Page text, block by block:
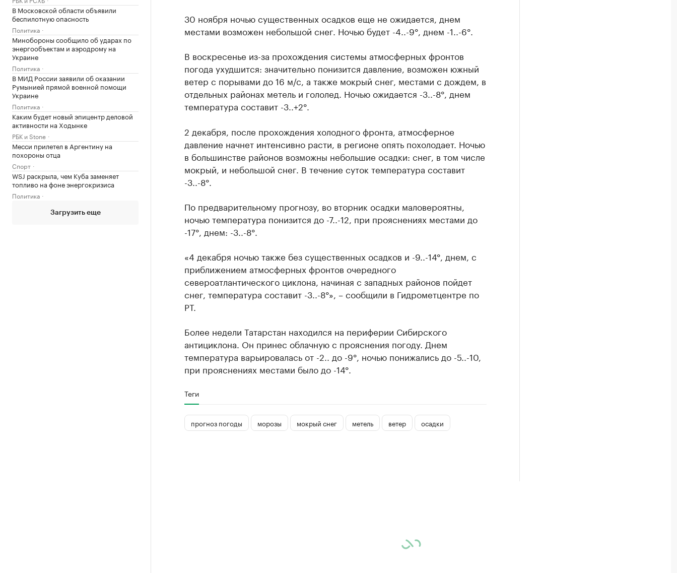
В Московской области объявили
беспилотную опасность
Политика
Минобороны сообщило об ударах по
энергообъектам и аэродрому на
Украине
Политика
В МИД России заявили об оказании
Румынией прямой военной помощи
Украине
Политика
Каким будет новый эпицентр деловой
активности на Ходынке
РБК и Stone
Месси прилетел в Аргентину на
похороны отца
Спорт
WSJ раскрыла, чем Куба заменяет
топливо на фоне энергокризиса
Политика
Загрузить еще
30 ноября ночью существенных осадков еще не ожидается, днем
местами возможен небольшой снег. Ночью будет -4..-9°, днем -1..-6°.
В воскресенье из-за прохождения системы атмосферных фронтов
погода ухудшится: значительно понизится давление, возможен южный
ветер с порывами до 16 м/с, а также мокрый снег, местами с дождем, в
отдельных районах метель и гололед. Ночью ожидается -3..-8°, днем
температура составит -3..+2°.
2 декабря, после прохождения холодного фронта, атмосферное
давление начнет интенсивно расти, в регионе опять похолодает. Ночью
в большинстве районов возможны небольшие осадки: снег, в том числе
мокрый, и небольшой снег. В течение суток температура составит
-3..-8°.
По предварительному прогнозу, во вторник осадки маловероятны,
ночью температура понизится до -7..-12, при прояснениях местами до
-17°, днем: -3..-8°.
«4 декабря ночью также без существенных осадков и -9..-14°, днем, с
приближением атмосферных фронтов очередного
североатлантического циклона, начиная с западных районов пойдет
снег, температура составит -3..-8°», – сообщили в Гидрометцентре по
РТ.
Более недели Татарстан находился на периферии Сибирского
антициклона. Он принес облачную с прояснения погоду. Днем
температура варьировалась от -2.. до -9°, ночью понижались до -5..-10,
при прояснениях местами было до -14°.
Теги
прогноз погоды морозы мокрый снег метель ветер осадки